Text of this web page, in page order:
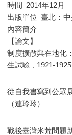
時間 2014年12月
出版單位 臺北：
內容簡介
【論文】
制度擴散與在地化
生試驗，1921-1925
從自我書寫到公眾
（連玲玲）
戰後臺灣米荒問題